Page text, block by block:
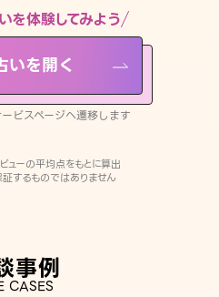
すを体験してみよう
いを開く
ビスページへ遷移します
ーの平均点をもとに算出
するものではありません
事例
CASES